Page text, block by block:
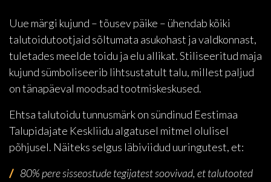
Uue märgi kujund – tõusev päike – ühendab kõiki
talutoidutootjaid sõltumata asukohast ja valdkonnast,
tuletades meelde toidu ja elu allikat. Stiliseeritud maja
kujund sümboliseerib lihtsustatult talu, millest paljud
on tänapäeval moodsad tootmiskeskused.
Ehtsa talutoidu tunnusmärk on sündinud Eestimaa
Talupidajate Keskliidu algatusel mitmel olulisel
põhjusel. Näiteks selgus läbiviidud uuringutest, et:
80% pere sisseostude tegijatest soovivad, et talutooted